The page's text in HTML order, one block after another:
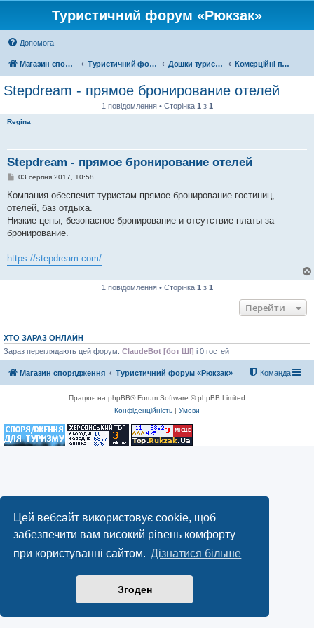
Цей вебсайт використовує cookie, щоб
забезпечити вам високий рівень комфорту
при користуванні сайтом. Дізнатися більше
Згоден
Туристичний форум «Рюкзак»
Допомога
Магазин спорядження Туристичний форум «Рюкзак» Дошки туристичних оголошень Комерційні подорожі
Stepdream - прямое бронирование отелей
1 повідомлення • Сторінка 1 з 1
Regina
Stepdream - прямое бронирование отелей
П
в
д
о
л
н
03 серпня 2017, 10:58
Компания обеспечит туристам прямое бронирование гостиниц,
отелей, баз отдыха.
Низкие цены, безопасное бронирование и отсутствие платы за
бронирование.
https://stepdream.com/
1 повідомлення • Сторінка 1 з 1
Перейти
ХТО ЗАРАЗ ОНЛАЙН
Зараз переглядають цей форум: ClaudeBot [бот ШІ] і 0 гостей
Магазин спорядження Туристичний форум «Рюкзак» Команда
Працює на phpBB® Forum Software © phpBB Limited
Конфіденційність | Умови